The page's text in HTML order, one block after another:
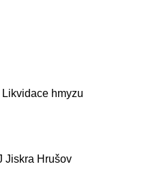
hmyzu
Jiskra Hrušov